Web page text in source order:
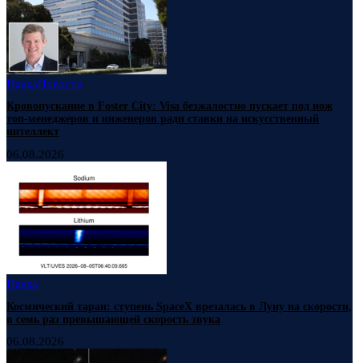
НаукаНовости
Кровопускание в Foster City: Visa безжалостно пускает под нож
топ-менеджеров и инженеров ради ставки на искусственный
интеллект
06.08.2026
Наука
Космический таран: ступень SpaceX врезалась в Луну на скорости,
в семь раз превышающей скорость звука
06.08.2026